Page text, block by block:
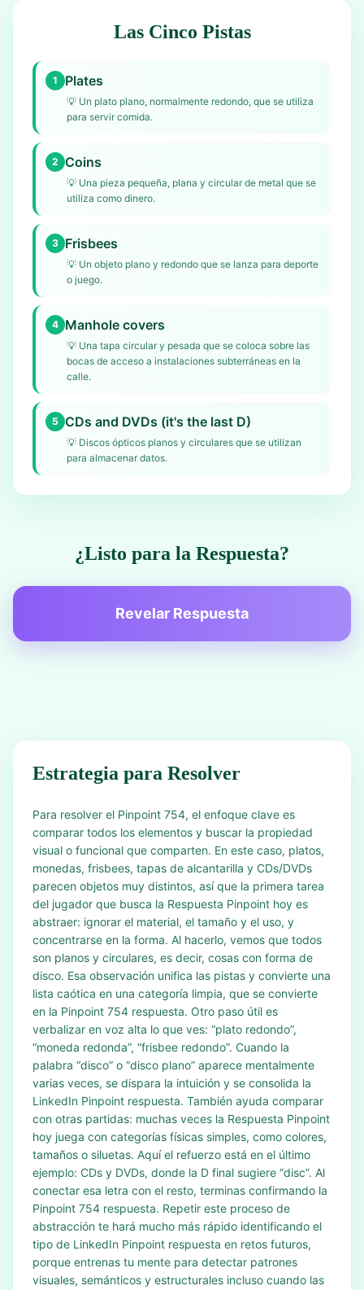
Las Cinco Pistas
1 Plates
💡 Un plato plano, normalmente redondo, que se utiliza
para servir comida.
2 Coins
💡 Una pieza pequeña, plana y circular de metal que se
utiliza como dinero.
3 Frisbees
💡 Un objeto plano y redondo que se lanza para deporte
o juego.
4 Manhole covers
💡 Una tapa circular y pesada que se coloca sobre las
bocas de acceso a instalaciones subterráneas en la
calle.
5 CDs and DVDs (it's the last D)
💡 Discos ópticos planos y circulares que se utilizan
para almacenar datos.
¿Listo para la Respuesta?
Revelar Respuesta
Estrategia para Resolver
Para resolver el Pinpoint 754, el enfoque clave es
comparar todos los elementos y buscar la propiedad
visual o funcional que comparten. En este caso, platos,
monedas, frisbees, tapas de alcantarilla y CDs/DVDs
parecen objetos muy distintos, así que la primera tarea
del jugador que busca la Respuesta Pinpoint hoy es
abstraer: ignorar el material, el tamaño y el uso, y
concentrarse en la forma. Al hacerlo, vemos que todos
son planos y circulares, es decir, cosas con forma de
disco. Esa observación unifica las pistas y convierte una
lista caótica en una categoría limpia, que se convierte
en la Pinpoint 754 respuesta. Otro paso útil es
verbalizar en voz alta lo que ves: “plato redondo”,
“moneda redonda”, “frisbee redondo”. Cuando la
palabra “disco” o “disco plano” aparece mentalmente
varias veces, se dispara la intuición y se consolida la
LinkedIn Pinpoint respuesta. También ayuda comparar
con otras partidas: muchas veces la Respuesta Pinpoint
hoy juega con categorías físicas simples, como colores,
tamaños o siluetas. Aquí el refuerzo está en el último
ejemplo: CDs y DVDs, donde la D final sugiere “disc”. Al
conectar esa letra con el resto, terminas confirmando la
Pinpoint 754 respuesta. Repetir este proceso de
abstracción te hará mucho más rápido identificando el
tipo de LinkedIn Pinpoint respuesta en retos futuros,
porque entrenas tu mente para detectar patrones
visuales, semánticos y estructurales incluso cuando las